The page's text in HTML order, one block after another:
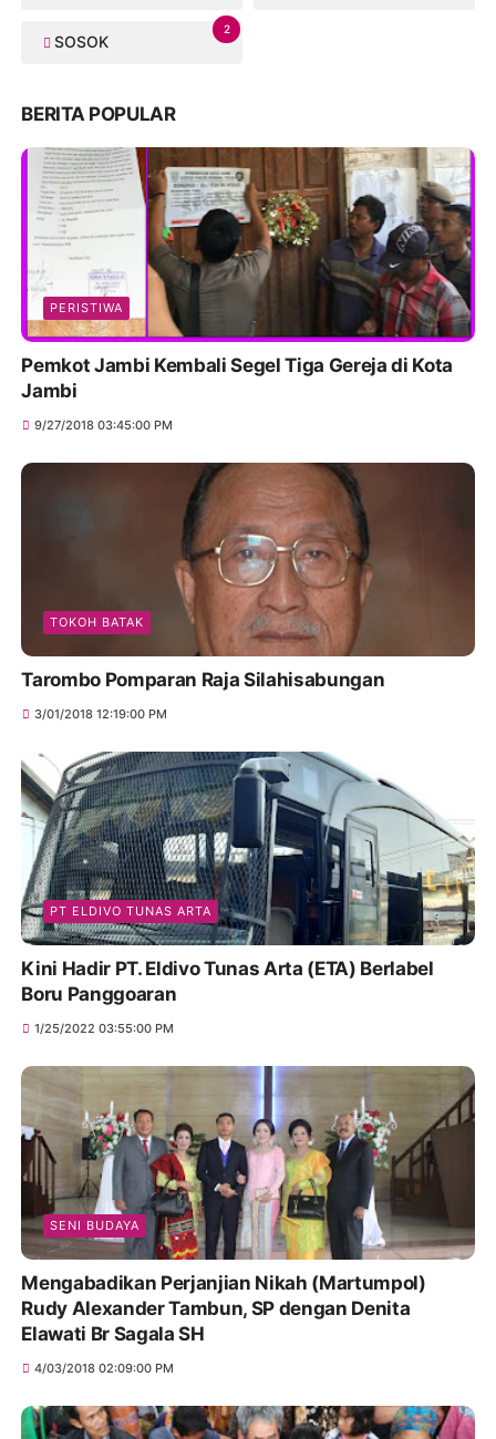
SOSOK
2
BERITA POPULAR
PERISTIWA
Pemkot Jambi Kembali Segel Tiga Gereja di Kota
Jambi
9/27/2018 03:45:00 PM
TOKOH BATAK
Tarombo Pomparan Raja Silahisabungan
3/01/2018 12:19:00 PM
PT ELDIVO TUNAS ARTA
Kini Hadir PT. Eldivo Tunas Arta (ETA) Berlabel
Boru Panggoaran
1/25/2022 03:55:00 PM
SENI BUDAYA
Mengabadikan Perjanjian Nikah (Martumpol)
Rudy Alexander Tambun, SP dengan Denita
Elawati Br Sagala SH
4/03/2018 02:09:00 PM